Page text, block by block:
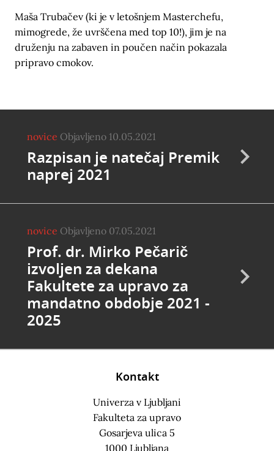
Maša Trubačev (ki je v letošnjem Masterchefu,
mimogrede, že uvrščena med top 10!), jim je na
druženju na zabaven in poučen način pokazala
pripravo cmokov.
novice Objavljeno 10.05.2021
Razpisan je natečaj Premik
naprej 2021
novice Objavljeno 07.05.2021
Prof. dr. Mirko Pečarič
izvoljen za dekana
Fakultete za upravo za
mandatno obdobje 2021 -
2025
Kontakt
Univerza v Ljubljani
Fakulteta za upravo
Gosarjeva ulica 5
1000 Ljubljana